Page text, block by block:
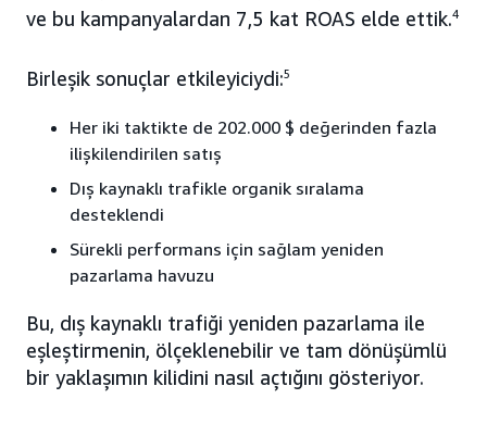
ve bu kampanyalardan 7,5 kat ROAS elde ettik.4
Birleşik sonuçlar etkileyiciydi:5
Her iki taktikte de 202.000 $ değerinden fazla
ilişkilendirilen satış
Dış kaynaklı trafikle organik sıralama
desteklendi
Sürekli performans için sağlam yeniden
pazarlama havuzu
Bu, dış kaynaklı trafiği yeniden pazarlama ile
eşleştirmenin, ölçeklenebilir ve tam dönüşümlü
bir yaklaşımın kilidini nasıl açtığını gösteriyor.